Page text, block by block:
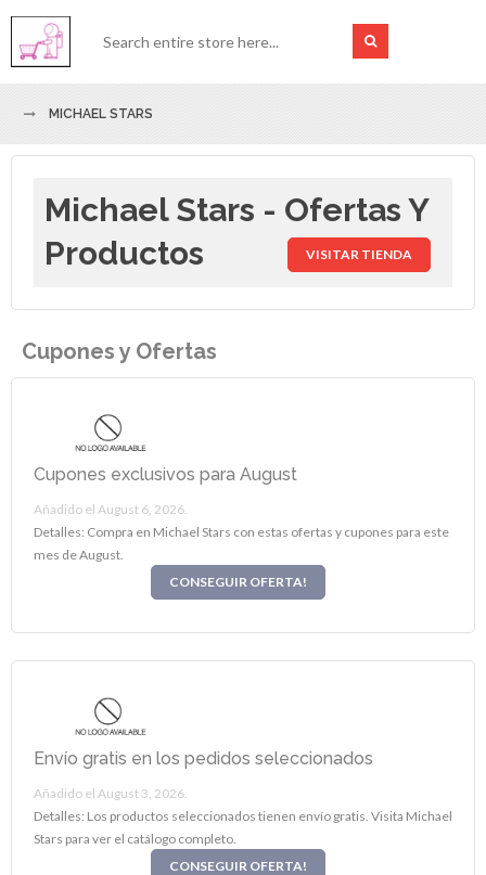
MICHAEL STARS
Michael Stars - Ofertas Y
Productos
VISITAR TIENDA
Cupones y Ofertas
Cupones exclusivos para August
Añadido el August 6, 2026.
Detalles: Compra en Michael Stars con estas ofertas y cupones para este
mes de August.
CONSEGUIR OFERTA!
Envío gratis en los pedidos seleccionados
Añadido el August 3, 2026.
Detalles: Los productos seleccionados tienen envío gratis. Visita Michael
Stars para ver el catálogo completo.
CONSEGUIR OFERTA!